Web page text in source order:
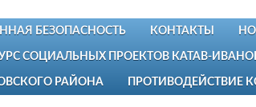
БЕЗОПАСНОСТЬ КОНТАКТЫ
СОЦИАЛЬНЫХ ПРОЕКТОВ КАТАВ-
РАЙОНА ПРОТИВОДЕЙСТВИЕ